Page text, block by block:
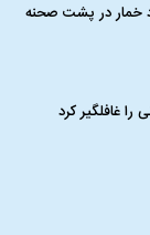
خمار در پشت صحنه
را غافلگیر کرد